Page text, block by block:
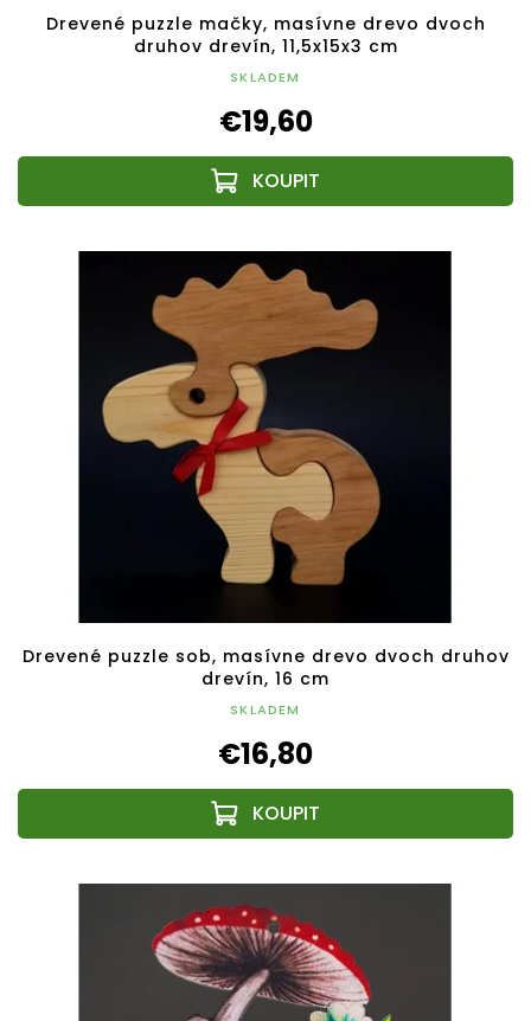
Drevené puzzle mačky, masívne drevo dvoch
druhov drevín, 11,5x15x3 cm
SKLADEM
€19,60
Drevené puzzle sob, masívne drevo dvoch druhov
drevín, 16 cm
SKLADEM
€16,80